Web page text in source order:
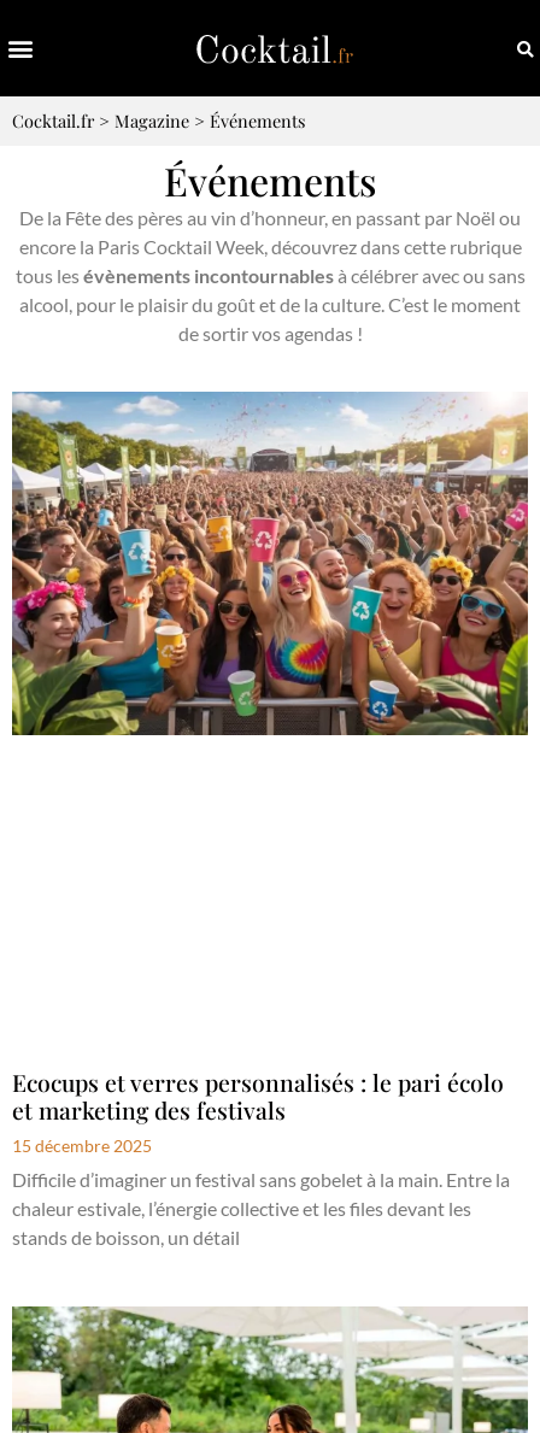
Cocktail.fr> Magazine > Événements
Événements
De la Fête des pères au vin d’honneur, en passant par Noël ou
encore la Paris Cocktail Week, découvrez dans cette rubrique
tous lesévènements incontournablesà célébrer avec ou sans
alcool, pour le plaisir du goût et de la culture. C’est le moment
de sortir vos agendas !
Ecocups et verres personnalisés : le pari écolo
et marketing des festivals
15 décembre 2025
Difficile d’imaginer un festival sans gobelet à la main. Entre la
chaleur estivale, l’énergie collective et les files devant les
stands de boisson, un détail